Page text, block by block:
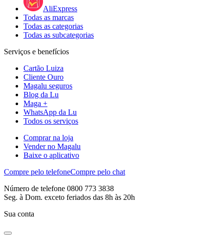
AliExpress
Todas as marcas
Todas as categorias
Todas as subcategorias
Serviços e benefícios
Cartão Luiza
Cliente Ouro
Magalu seguros
Blog da Lu
Maga +
WhatsApp da Lu
Todos os serviços
Comprar na loja
Vender no Magalu
Baixe o aplicativo
Compre pelo telefoneCompre pelo chat
Número de telefone 0800 773 3838
Seg. à Dom. exceto feriados das 8h às 20h
Sua conta